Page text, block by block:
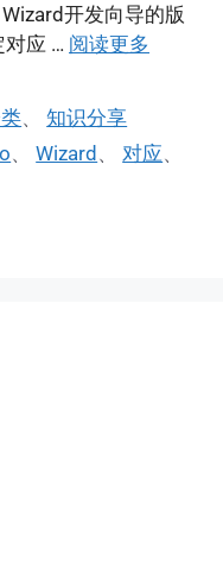
开发向导的版
对应 … 阅读更多
、知识分享
、Wizard、 对应、